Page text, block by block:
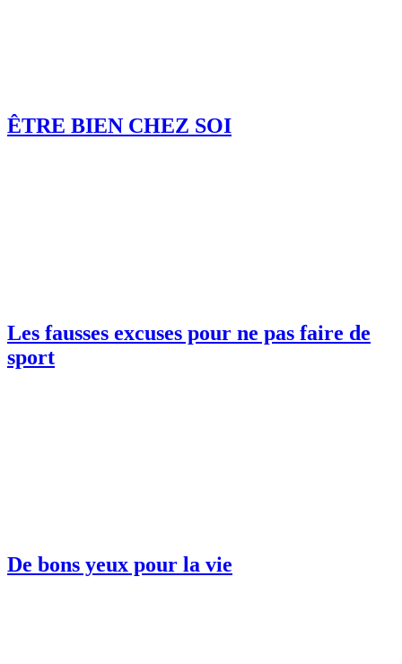
ÊTRE BIEN CHEZ SOI
Les fausses excuses pour ne pas faire de
sport
De bons yeux pour la vie